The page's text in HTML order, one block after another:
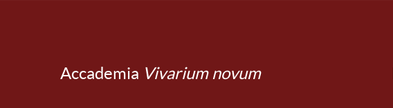
Accademia Vivarium novum